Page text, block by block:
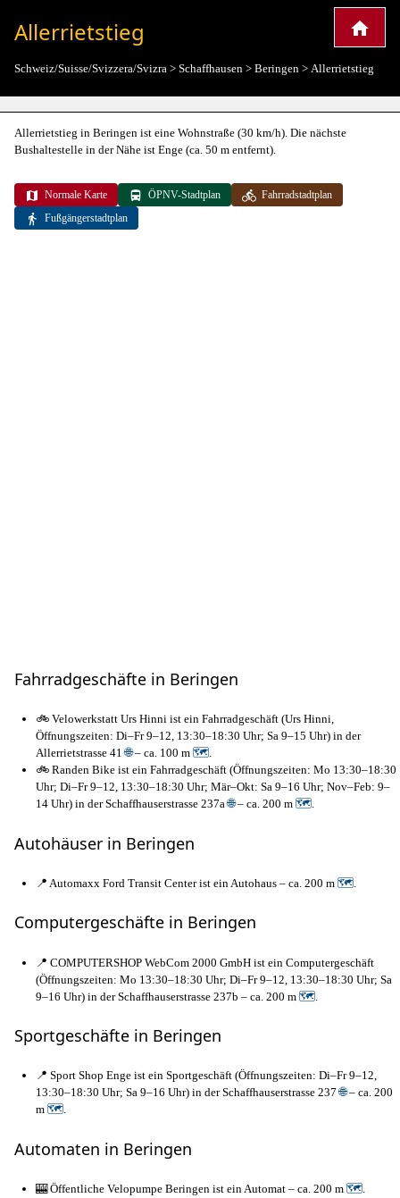
Allerrietstieg
Schweiz/Suisse/Svizzera/Svizra > Schaffhausen > Beringen > Allerrietstieg
Allerrietstieg in Beringen ist eine Wohnstraße (30 km/h). Die nächste
Bushaltestelle in der Nähe ist Enge (ca. 50 m entfernt).
Normale Karte ÖPNV-Stadtplan
Fahrradstadtplan
Fußgängerstadtplan
Fahrradgeschäfte in Beringen
🚲 Velowerkstatt Urs Hinni ist ein Fahrradgeschäft (Urs Hinni,
Öffnungszeiten: Di–Fr 9–12, 13:30–18:30 Uhr; Sa 9–15 Uhr) in der
Allerrietstrasse 41🌐– ca. 100 m 🗺.
🚲 Randen Bike ist ein Fahrradgeschäft (Öffnungszeiten: Mo 13:30–18:30
Uhr; Di–Fr 9–12, 13:30–18:30 Uhr; Mär–Okt: Sa 9–16 Uhr; Nov–Feb: 9–
14 Uhr) in der Schaffhauserstrasse 237a🌐– ca. 200 m 🗺.
Autohäuser in Beringen
📍 Automaxx Ford Transit Center ist ein Autohaus – ca. 200 m 🗺.
Computergeschäfte in Beringen
📍 COMPUTERSHOP WebCom 2000 GmbH ist ein Computergeschäft
(Öffnungszeiten: Mo 13:30–18:30 Uhr; Di–Fr 9–12, 13:30–18:30 Uhr; Sa
9–16 Uhr) in der Schaffhauserstrasse 237b – ca. 200 m 🗺
Sportgeschäfte in Beringen
📍 Sport Shop Enge ist ein Sportgeschäft (Öffnungszeiten: Di–Fr 9–12,
13:30–18:30 Uhr; Sa 9–16 Uhr) in der Schaffhauserstrasse 237🌐– ca. 200
m 🗺.
Automaten in Beringen
🎰 Öffentliche Velopumpe Beringen ist ein Automat – ca. 200 m 🗺.